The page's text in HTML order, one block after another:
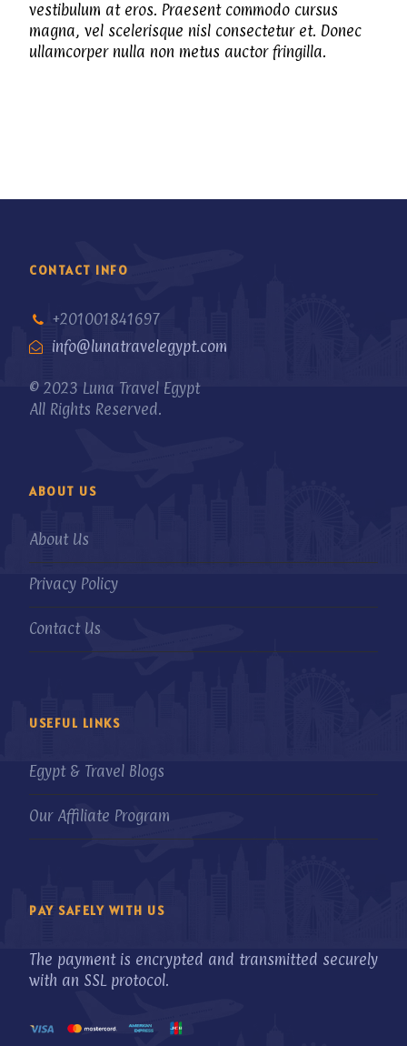
vestibulum at eros. Praesent commodo cursus
magna, vel scelerisque nisl consectetur et. Donec
ullamcorper nulla non metus auctor fringilla.
CONTACT INFO
+201001841697
info@lunatravelegypt.com
© 2023 Luna Travel Egypt
All Rights Reserved.
ABOUT US
About Us
Privacy Policy
Contact Us
USEFUL LINKS
Egypt & Travel Blogs
Our Affiliate Program
PAY SAFELY WITH US
The payment is encrypted and transmitted securely
with an SSL protocol.